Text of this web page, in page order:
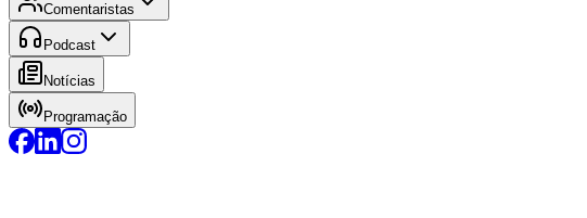
Comentaristas
Podcast
Notícias
Programação